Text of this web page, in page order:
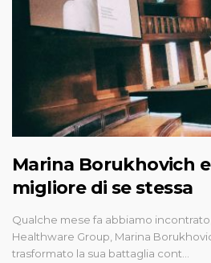
Marina Borukhovich
migliore di se stessa
Qualche mese fa abbiamo
Healthware Group, Marina
trasformato la sua battaglia cont…